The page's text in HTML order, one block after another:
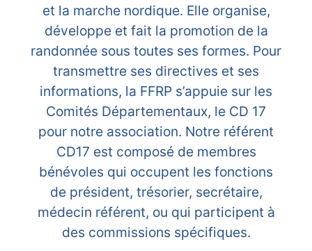
et la marche nordique. Elle organise,
développe et fait la promotion de la
randonnée sous toutes ses formes. Pour
transmettre ses directives et ses
informations, la FFRP s’appuie sur les
Comités Départementaux, le CD 17
pour notre association. Notre référent
CD17 est composé de membres
bénévoles qui occupent les fonctions
de président, trésorier, secrétaire,
médecin référent, ou qui participent à
des commissions spécifiques.